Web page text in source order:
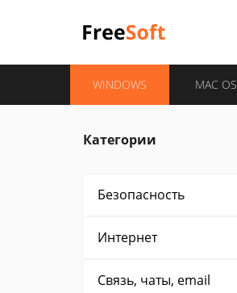
WINDOWS MAC OS
Категории
Безопасность
Интернет
Связь, чаты, email